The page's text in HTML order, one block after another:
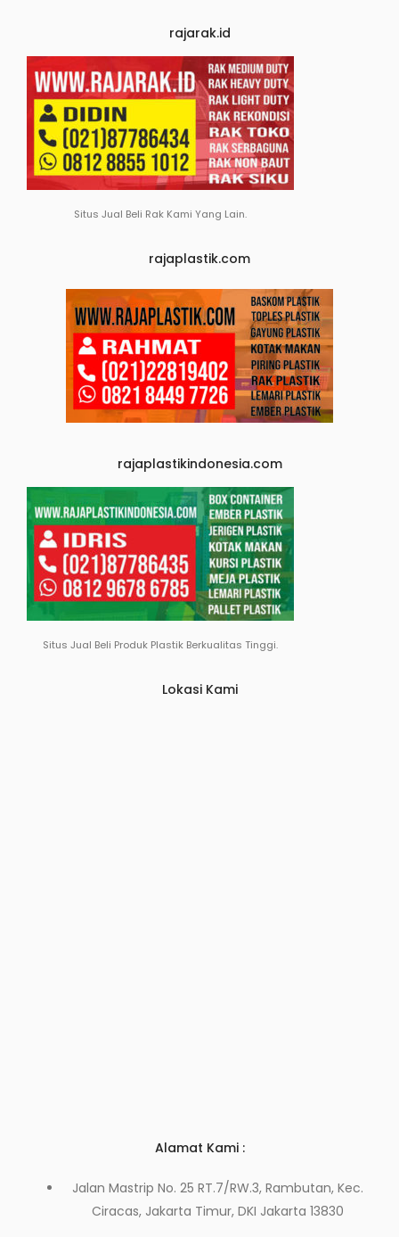
rajarak.id
Situs Jual Beli Rak Kami Yang Lain.
rajaplastik.com
rajaplastikindonesia.com
Situs Jual Beli Produk Plastik Berkualitas Tinggi.
Lokasi Kami
Alamat Kami :
Jalan Mastrip No. 25 RT.7/RW.3, Rambutan, Kec.
Ciracas, Jakarta Timur, DKI Jakarta 13830